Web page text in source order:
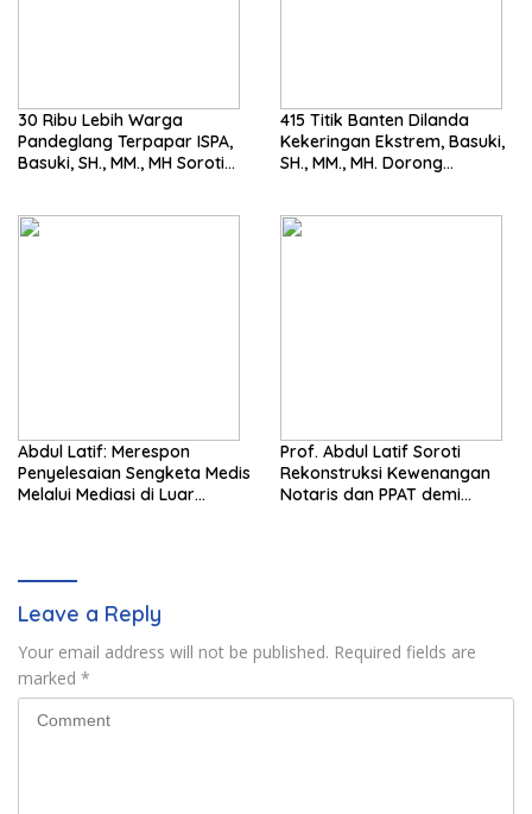
30 Ribu Lebih Warga
Pandeglang Terpapar ISPA,
Basuki, SH., MM., MH Soroti
415 Titik Banten Dilanda
Kekeringan Ekstrem, Basuki,
SH., MM., MH. Dorong
Abdul Latif: Merespon
Penyelesaian Sengketa Medis
Melalui Mediasi di Luar
Prof. Abdul Latif Soroti
Rekonstruksi Kewenangan
Notaris dan PPAT demi
Leave a Reply
Your email address will not be published. Required fields are
marked *